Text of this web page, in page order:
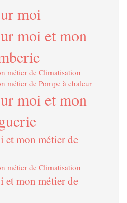
moi
moi et mon
métier de Climatisation
métier de Pompe à chaleur
moi et mon
et mon métier de
métier de Climatisation
et mon métier de